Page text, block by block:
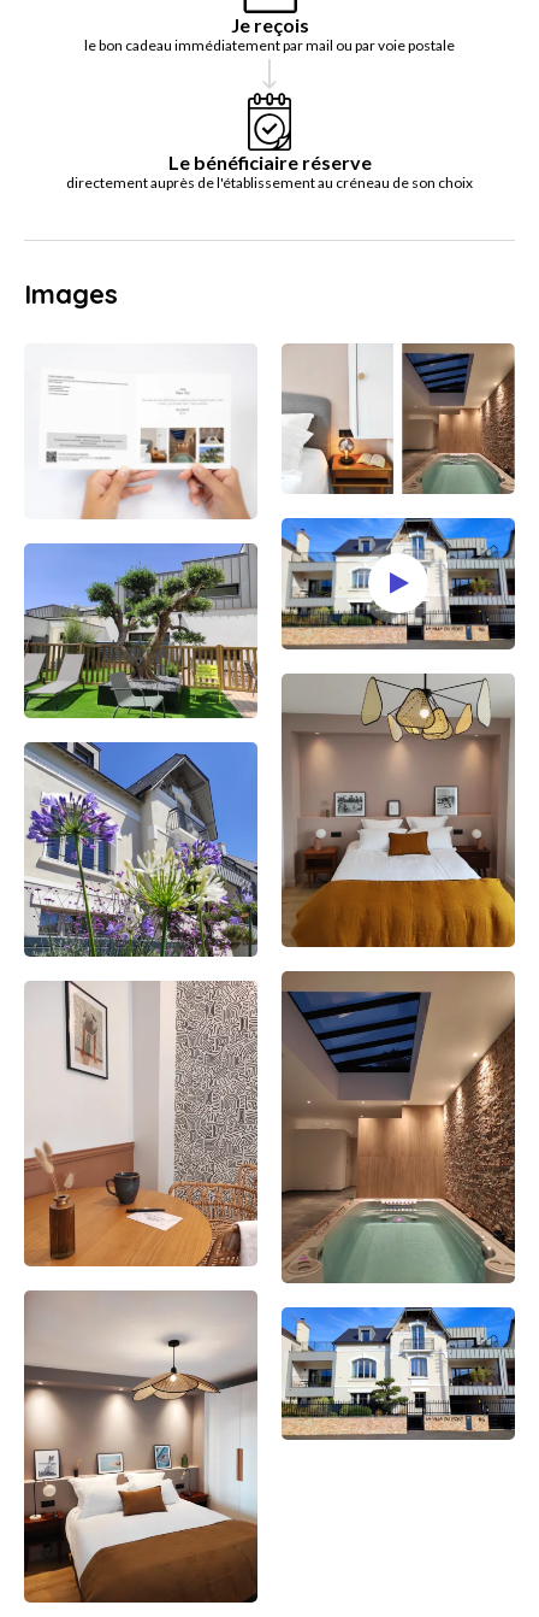
Je reçois
le bon cadeau immédiatement par mail ou par voie postale
Le bénéficiaire réserve
directement auprès de l'établissement au créneau de son choix
Images